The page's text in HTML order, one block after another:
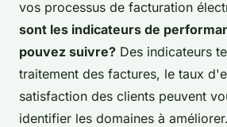
vos processus de facturation
sont les indicateurs de
pouvez suivre? Des indicateurs
traitement des factures, le taux
satisfaction des clients peuvent
identifier les domaines à améliorer.